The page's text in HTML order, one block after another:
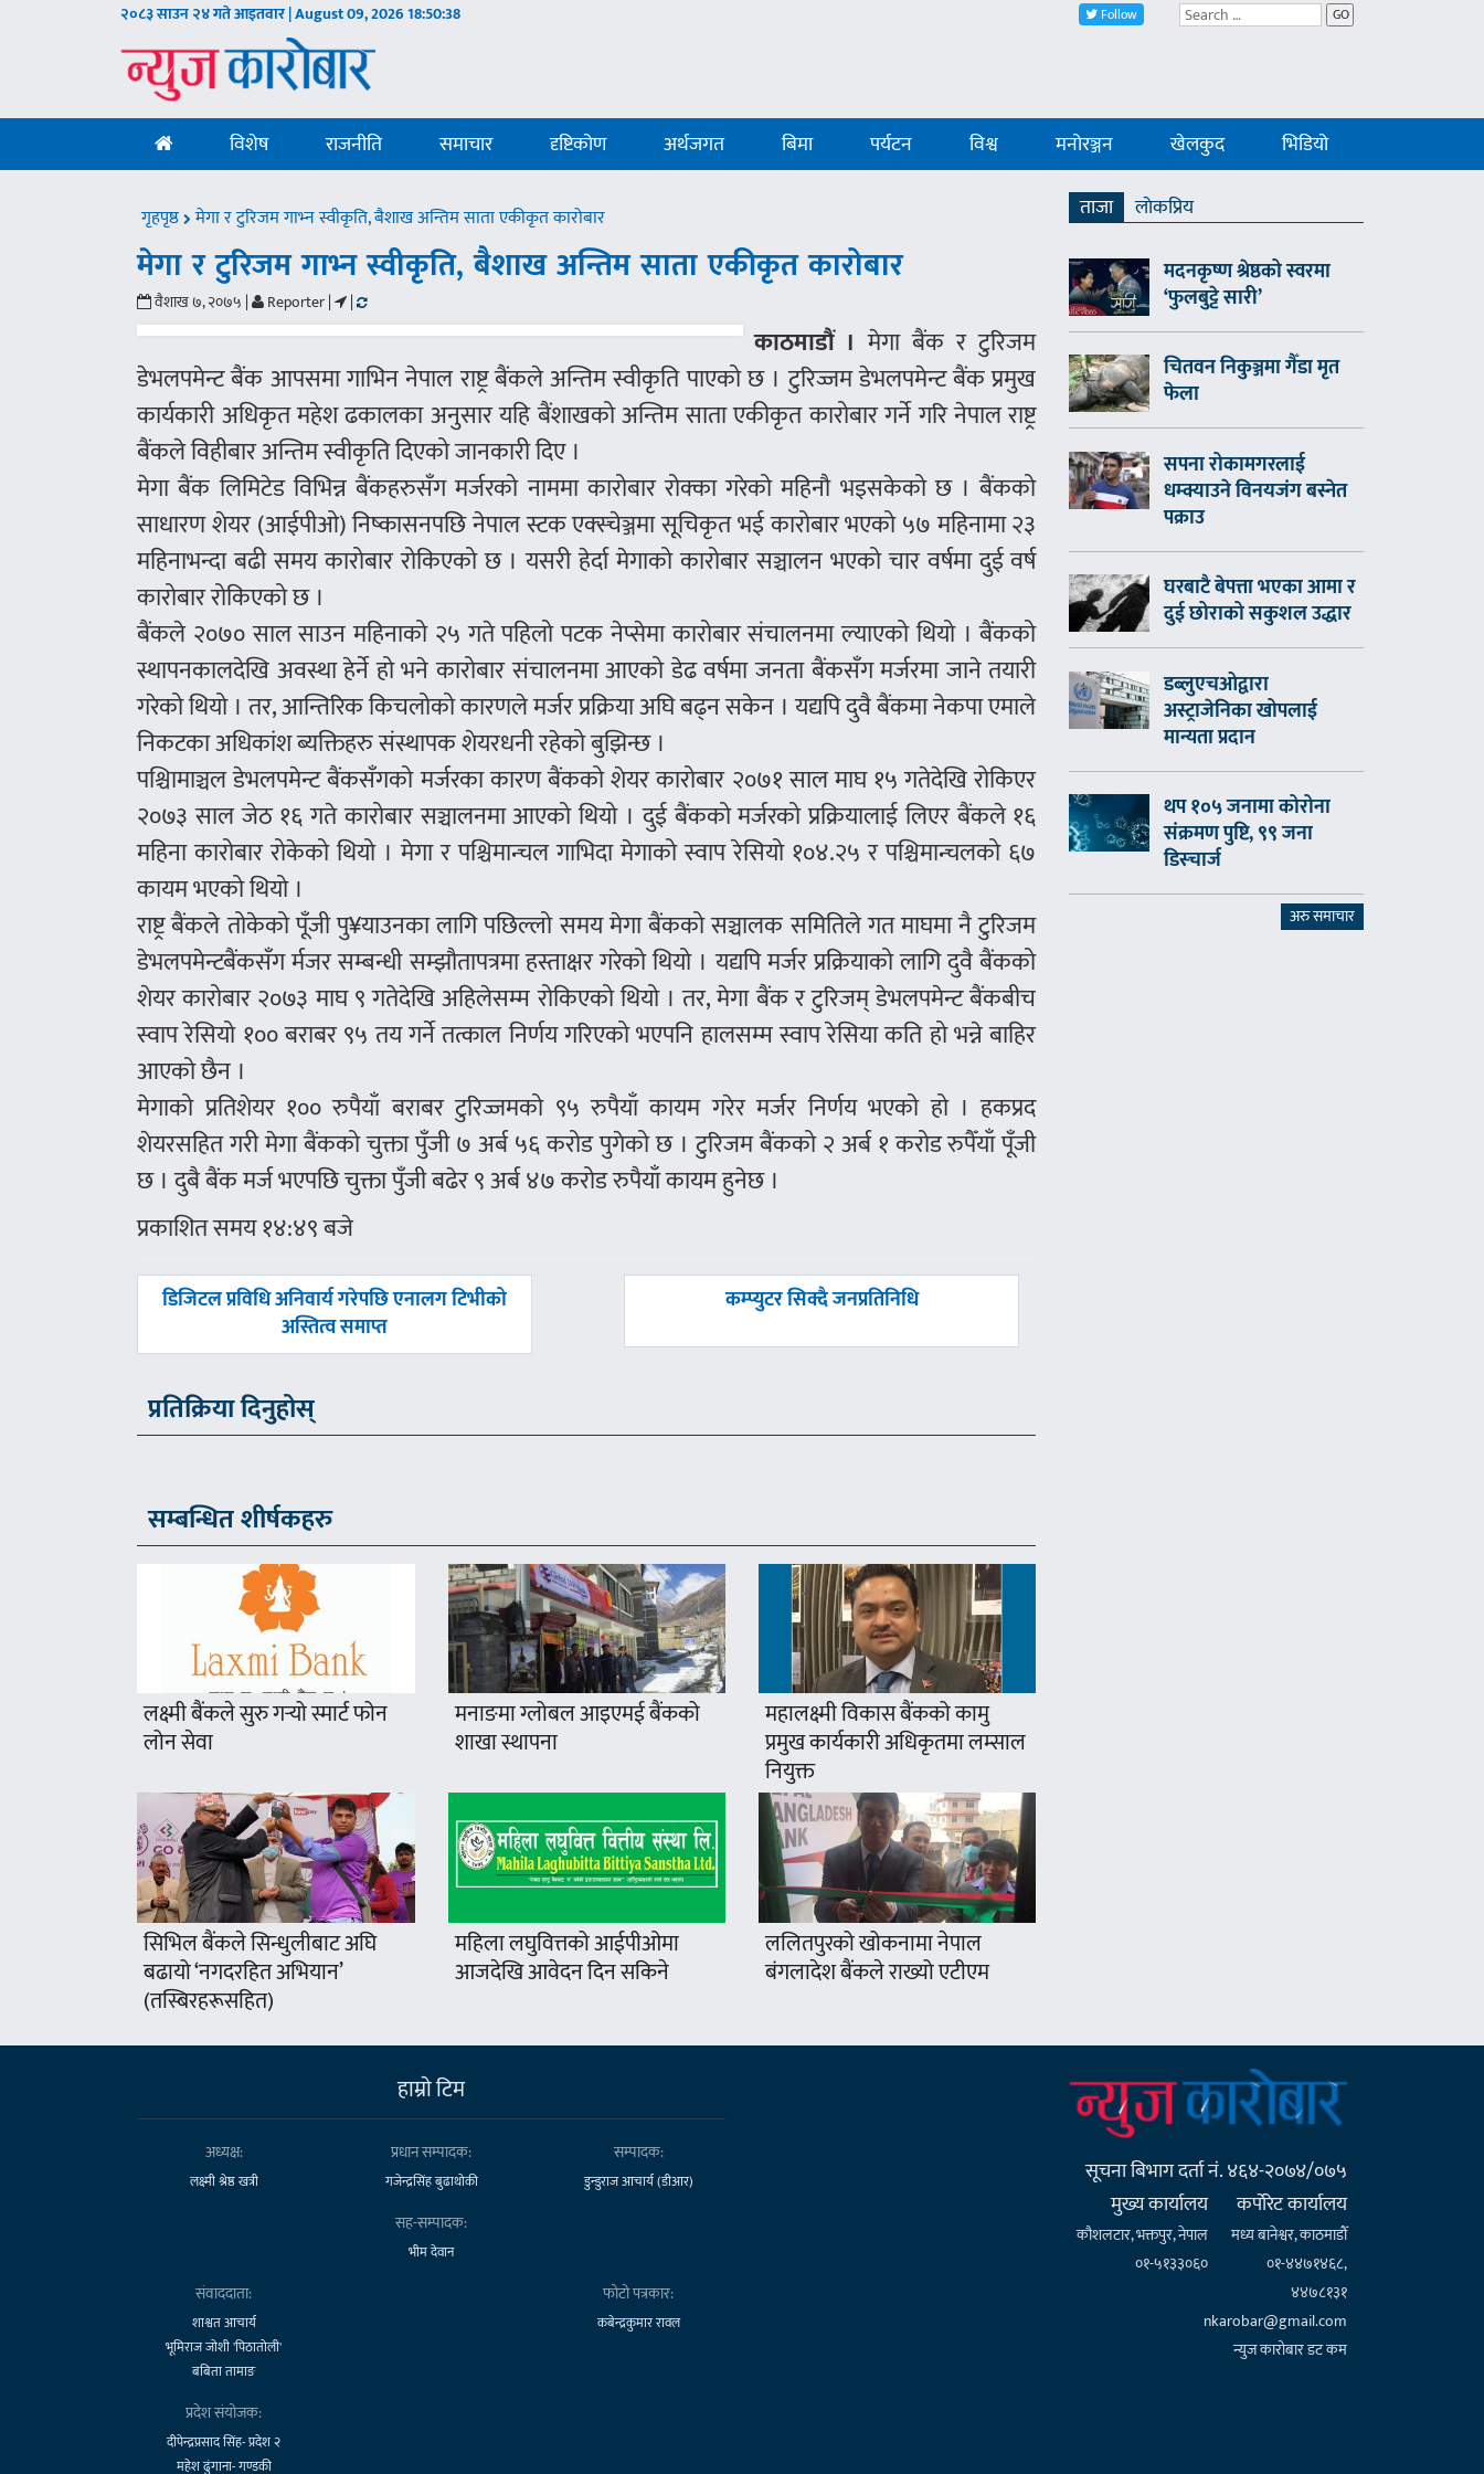
२०८३ साउन २४ गते आइतवार | August 09, 202618:50:39 Follow GO
विशेष राजनीति समाचार दृष्टिकोण अर्थजगत बिमा पर्यटन विश्व मनोरञ्जन खेलकुद भिडियो
गृहपृष्ठ मेगा र टुरिजम गाभ्न स्वीकृति, बैशाख अन्तिम साता एकीकृत कारोबार
मेगा र टुरिजम गाभ्न स्वीकृति, बैशाख अन्तिम साता एकीकृत कारोबार
वैशाख ७, २०७५ | Reporter | |
काठमाडौं । मेगा बैंक र टुरिजम
डेभलपमेन्ट बैंक आपसमा गाभिन नेपाल राष्ट्र बैंकले अन्तिम स्वीकृति पाएको छ । टुरिज्जम डेभलपमेन्ट बैंक प्रमुख
कार्यकारी अधिकृत महेश ढकालका अनुसार यहि बैंशाखको अन्तिम साता एकीकृत कारोबार गर्ने गरि नेपाल राष्ट्र
बैंकले विहीबार अन्तिम स्वीकृति दिएको जानकारी दिए ।
मेगा बैंक लिमिटेड विभिन्न बैंकहरुसँग मर्जरको नाममा कारोबार रोक्का गरेको महिनौ भइसकेको छ । बैंकको
साधारण शेयर (आईपीओ) निष्कासनपछि नेपाल स्टक एक्स्चेञ्जमा सूचिकृत भई कारोबार भएको ५७ महिनामा २३
महिनाभन्दा बढी समय कारोबार रोकिएको छ । यसरी हेर्दा मेगाको कारोबार सञ्चालन भएको चार वर्षमा दुई वर्ष
कारोबार रोकिएको छ ।
बैंकले २०७० साल साउन महिनाको २५ गते पहिलो पटक नेप्सेमा कारोबार संचालनमा ल्याएको थियो । बैंकको
स्थापनकालदेखि अवस्था हेर्ने हो भने कारोबार संचालनमा आएको डेढ वर्षमा जनता बैंकसँग मर्जरमा जाने तयारी
गरेको थियो । तर, आन्तिरिक किचलोको कारणले मर्जर प्रक्रिया अघि बढ्न सकेन । यद्यपि दुवै बैंकमा नेकपा एमाले
निकटका अधिकांश ब्यक्तिहरु संस्थापक शेयरधनी रहेको बुझिन्छ ।
पश्चिामाञ्चल डेभलपमेन्ट बैंकसँगको मर्जरका कारण बैंकको शेयर कारोबार २०७१ साल माघ १५ गतेदेखि रोकिएर
२०७३ साल जेठ १६ गते कारोबार सञ्चालनमा आएको थियो । दुई बैंकको मर्जरको प्रक्रियालाई लिएर बैंकले १६
महिना कारोबार रोकेको थियो । मेगा र पश्चिमान्चल गाभिदा मेगाको स्वाप रेसियो १०४.२५ र पश्चिमान्चलको ६७
कायम भएको थियो ।
राष्ट्र बैंकले तोकेको पूँजी पु¥याउनका लागि पछिल्लो समय मेगा बैंकको सञ्चालक समितिले गत माघमा नै टुरिजम
डेभलपमेन्टबैंकसँग र्मजर सम्बन्धी सम्झौतापत्रमा हस्ताक्षर गरेको थियो । यद्यपि मर्जर प्रक्रियाको लागि दुवै बैंकको
शेयर कारोबार २०७३ माघ ९ गतेदेखि अहिलेसम्म रोकिएको थियो । तर, मेगा बैंक र टुरिजम् डेभलपमेन्ट बैंकबीच
स्वाप रेसियो १०० बराबर ९५ तय गर्ने तत्काल निर्णय गरिएको भएपनि हालसम्म स्वाप रेसिया कति हो भन्ने बाहिर
आएको छैन ।
मेगाको प्रतिशेयर १०० रुपैयाँ बराबर टुरिज्जमको ९५ रुपैयाँ कायम गरेर मर्जर निर्णय भएको हो । हकप्रद
शेयरसहित गरी मेगा बैंकको चुक्ता पुँजी ७ अर्ब ५६ करोड पुगेको छ । टुरिजम बैंकको २ अर्ब १ करोड रुपैँयाँ पूँजी
छ । दुबै बैंक मर्ज भएपछि चुक्ता पुँजी बढेर ९ अर्ब ४७ करोड रुपैयाँ कायम हुनेछ ।
प्रकाशित समय १४:४९ बजे
पछिल्लाे
डिजिटल प्रविधि अनिवार्य गरेपछि एनालग टिभीको
अस्तित्व समाप्त
अघिल्लाे
कम्प्युटर सिक्दै जनप्रतिनिधि
प्रतिक्रिया दिनुहोस्
सम्बन्धित शीर्षकहरु
लक्ष्मी बैंकले सुरु गर्‍यो स्मार्ट फोन
लोन सेवा
मनाङमा ग्लोबल आइएमई बैंकको
शाखा स्थापना
महालक्ष्मी विकास बैंकको कामु
प्रमुख कार्यकारी अधिकृतमा लम्साल
नियुक्त
सिभिल बैंकले सिन्धुलीबाट अघि
बढायो ‘नगदरहित अभियान’
(तस्बिरहरूसहित)
महिला लघुवित्तको आईपीओमा
आजदेखि आवेदन दिन सकिने
ललितपुरको खोकनामा नेपाल
बंगलादेश बैंकले राख्यो एटीएम
ताजा
लाेकप्रिय
मदनकृष्ण श्रेष्ठको स्वरमा
‘फुलबुट्टे सारी’
चितवन निकुञ्जमा गैँडा मृत
फेला
सपना रोकामगरलाई
धम्क्याउने विनयजंग बस्नेत
पक्राउ
घरबाटै बेपत्ता भएका आमा र
दुई छोराको सकुशल उद्धार
डब्लुएचओद्वारा
अस्ट्राजेनिका खोपलाई
मान्यता प्रदान
थप १०५ जनामा कोरोना
संक्रमण पुष्टि, ९९ जना
डिस्चार्ज
अरु समाचार
हाम्राे टिम
अध्यक्ष:
लक्ष्मी श्रेष्ठ खत्री
प्रधान सम्पादक:
गजेन्द्रसिंह बुढाथोकी
सम्पादक:
डुन्डुराज आचार्य (डीआर)
सह-सम्पादक:
भीम देवान
संवाददाता:
शाश्वत आचार्य
भूमिराज जोशी 'पिठातोली'
बबिता तामाङ
फोटो पत्रकार:
कबेन्द्रकुमार रावल
प्रदेश संयोजक:
दीपेन्द्रप्रसाद सिंह- प्रदेश २
महेश ढुंगाना- गण्डकी
सूचना बिभाग दर्ता नं. ४६४-२०७४/०७५
मुख्य कार्यालय
कौशलटार, भक्तपुर, नेपाल
०१-५१३३०६०
कर्पाेरेट कार्यालय
मध्य बानेश्वर, काठमाडौँ
०१-४४७१४६८,
४४७८१३१
nkarobar@gmail.com
न्युज कारोबार डट कम